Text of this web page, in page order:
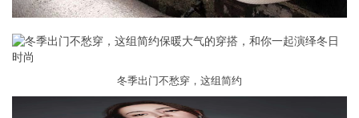
冬季出门不愁穿，这组简约